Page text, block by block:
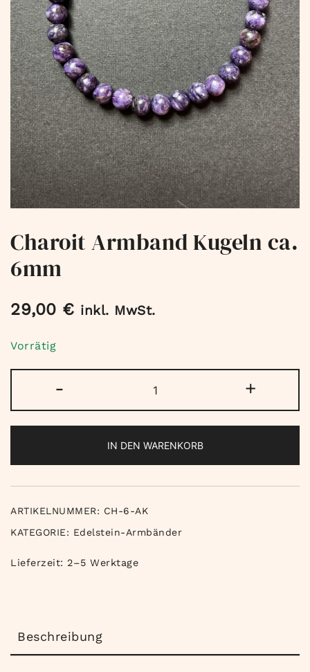
Charoit Armband Kugeln ca.
6mm
29,00 € inkl. MwSt.
Vorrätig
-
Armband
Kugeln
6mm
Menge
+
IN DEN WARENKORB
ARTIKELNUMMER: CH-6-AK
KATEGORIE: Edelstein-Armbänder
Lieferzeit: 2–5 Werktage
Beschreibung